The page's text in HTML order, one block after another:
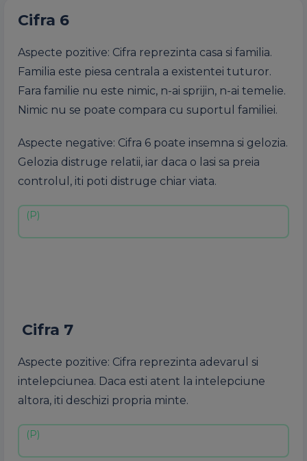
Cifra 6
Aspecte pozitive: Cifra reprezinta casa si familia.
Familia este piesa centrala a existentei tuturor.
Fara familie nu este nimic, n-ai sprijin, n-ai temelie.
Nimic nu se poate compara cu suportul familiei.
Aspecte negative: Cifra 6 poate insemna si gelozia.
Gelozia distruge relatii, iar daca o lasi sa preia
controlul, iti poti distruge chiar viata.
Cifra 7
Aspecte pozitive: Cifra reprezinta adevarul si
intelepciunea. Daca esti atent la intelepciune
altora, iti deschizi propria minte.